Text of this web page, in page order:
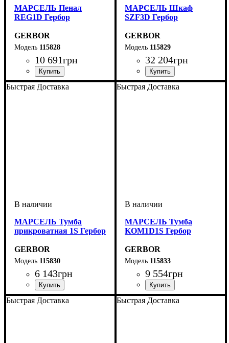
МАРСЕЛЬ Пенал
REG1D Гербор
GERBOR
115828
10 691грн
МАРСЕЛЬ Шкаф
SZF3D Гербор
GERBOR
115829
32 204грн
ширина, мм: 166,5
высота, мм: 220,5
глубина, мм: 60
Быстрая Доставка
МАРСЕЛЬ Тумба
прикроватная 1S Гербор
GERBOR
115830
6 143грн
ширина, мм: 55
высота, мм: 50
глубина, мм: 40
Быстрая Доставка
МАРСЕЛЬ Тумба
KOM1D1S Гербор
GERBOR
115833
9 554грн
ширина, мм: 68
высота, мм: 89,5
глубина, мм: 40
Быстрая Доставка Быстрая Доставка